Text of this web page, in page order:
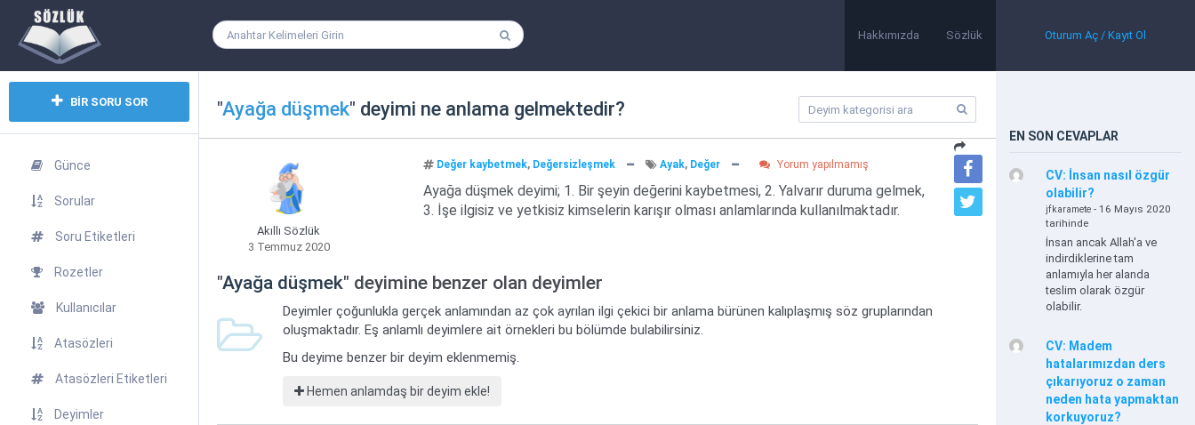
Hakkımızda Sözlük Oturum Aç / Kayıt Ol
BİR SORU SOR
Günce
Sorular
Soru Etiketleri
Rozetler
Kullanıcılar
Atasözleri
Atasözleri Etiketleri
Deyimler
"Ayağa düşmek" deyimi ne anlama gelmektedir?
Akıllı Sözlük
3 Temmuz 2020
Değer kaybetmek, Değersizleşmek Ayak, Değer Yorum yapılmamış
Ayağa düşmek deyimi; 1. Bir şeyin değerini kaybetmesi, 2. Yalvarır duruma gelmek,
3. İşe ilgisiz ve yetkisiz kimselerin karışır olması anlamlarında kullanılmaktadır.
"Ayağa düşmek" deyimine benzer olan deyimler
Deyimler çoğunlukla gerçek anlamından az çok ayrılan ilgi çekici bir anlama bürünen kalıplaşmış söz gruplarından
oluşmaktadır. Eş anlamlı deyimlere ait örnekleri bu bölümde bulabilirsiniz.
Bu deyime benzer bir deyim eklenmemiş.
Hemen anlamdaş bir deyim ekle!
EN SON CEVAPLAR
CV: İnsan nasıl özgür
olabilir?
jfkaramete - 16 Mayıs 2020
tarihinde
İnsan ancak Allah'a ve
indirdiklerine tam
anlamıyla her alanda
teslim olarak özgür
olabilir.
CV: Madem
hatalarımızdan ders
çıkarıyoruz o zaman
neden hata yapmaktan
korkuyoruz?